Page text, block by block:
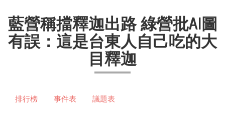
藍營稱擋釋迦出路 綠營批AI圖
有誤：這是台東人自己吃的大
目釋迦
排行榜 事件表 議題表